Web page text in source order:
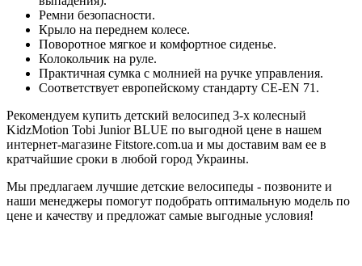
Ремни безопасности.
Крыло на переднем колесе.
Поворотное мягкое и комфортное сиденье.
Колокольчик на руле.
Практичная сумка с молнией на ручке управления.
Соответствует европейскому стандарту CE-EN 71.
Рекомендуем купить детский велосипед 3-х колесный
KidzMotion Tobi Junior BLUE по выгодной цене в нашем
интернет-магазине Fitstore.com.ua и мы доставим вам ее в
кратчайшие сроки в любой город Украины.
Мы предлагаем лучшие детские велосипеды - позвоните и
наши менеджеры помогут подобрать оптимальную модель по
цене и качеству и предложат самые выгодные условия!